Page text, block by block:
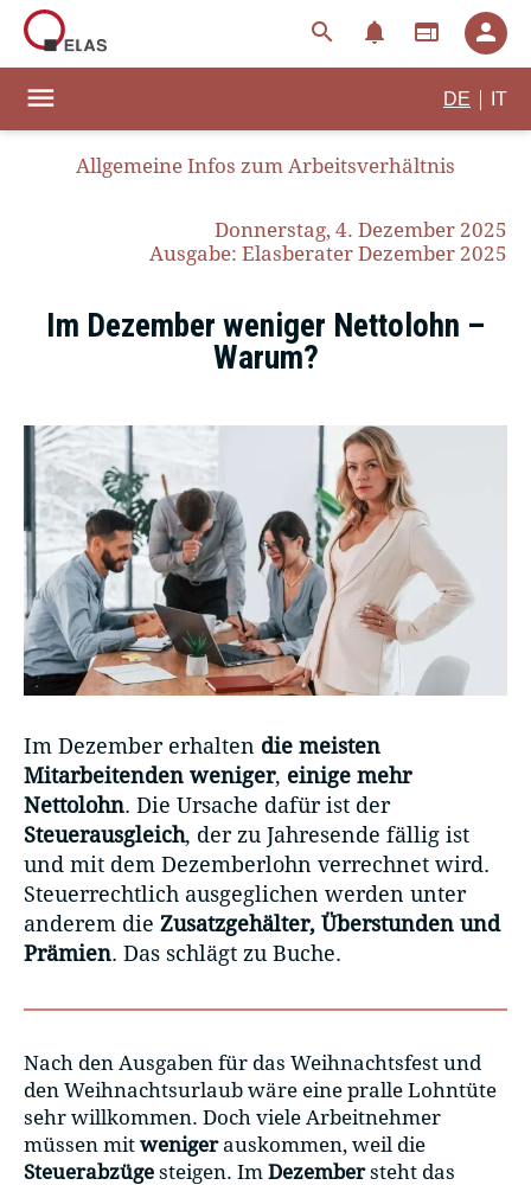
search notifications web person
menu DE IT
Allgemeine Infos zum Arbeitsverhältnis
Donnerstag, 4. Dezember 2025
Ausgabe: Elasberater Dezember 2025
Im Dezember weniger Nettolohn –
Warum?
Im Dezember erhalten die meisten
Mitarbeitenden weniger, einige mehr
Nettolohn. Die Ursache dafür ist der
Steuerausgleich, der zu Jahresende fällig ist
und mit dem Dezemberlohn verrechnet wird.
Steuerrechtlich ausgeglichen werden unter
anderem die Zusatzgehälter, Überstunden und
Prämien. Das schlägt zu Buche.
Nach den Ausgaben für das Weihnachtsfest und
den Weihnachtsurlaub wäre eine pralle Lohntüte
sehr willkommen. Doch viele Arbeitnehmer
müssen mit wenigerauskommen, weil die
Steuerabzüge steigen. Im Dezembersteht das